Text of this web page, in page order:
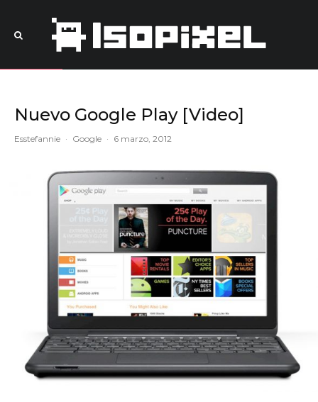
Nuevo Google Play [Video]
Esstefannie · Google · 6 marzo, 2012